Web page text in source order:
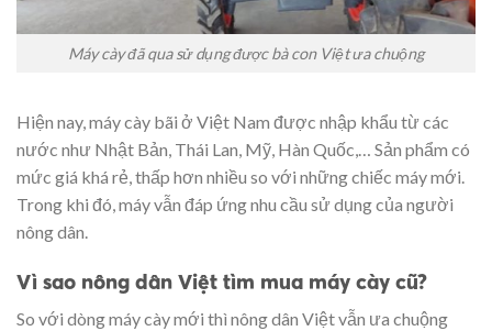
Máy cày đã qua sử dụng được bà con Việt ưa chuộng
Hiện nay, máy cày bãi ở Việt Nam được nhập khẩu từ các
nước như Nhật Bản, Thái Lan, Mỹ, Hàn Quốc,… Sản phẩm có
mức giá khá rẻ, thấp hơn nhiều so với những chiếc máy mới.
Trong khi đó, máy vẫn đáp ứng nhu cầu sử dụng của người
nông dân.
Vì sao nông dân Việt tìm mua máy cày cũ?
So với dòng máy cày mới thì nông dân Việt vẫn ưa chuộng